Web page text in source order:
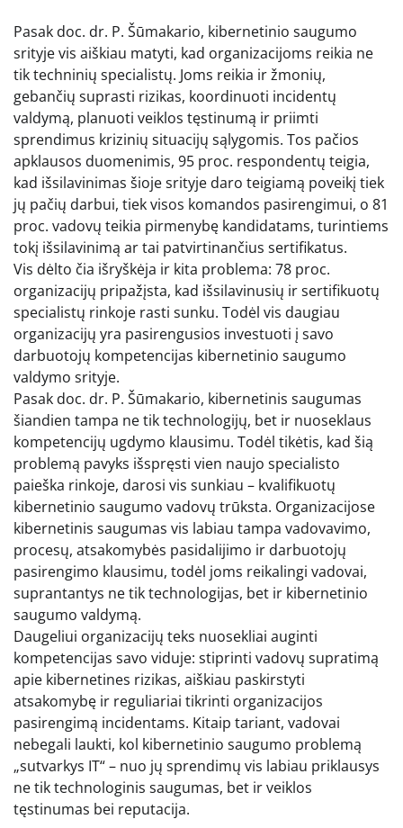
Pasak doc. dr. P. Šūmakario, kibernetinio saugumo
srityje vis aiškiau matyti, kad organizacijoms reikia ne
tik techninių specialistų. Joms reikia ir žmonių,
gebančių suprasti rizikas, koordinuoti incidentų
valdymą, planuoti veiklos tęstinumą ir priimti
sprendimus krizinių situacijų sąlygomis. Tos pačios
apklausos duomenimis, 95 proc. respondentų teigia,
kad išsilavinimas šioje srityje daro teigiamą poveikį tiek
jų pačių darbui, tiek visos komandos pasirengimui, o 81
proc. vadovų teikia pirmenybę kandidatams, turintiems
tokį išsilavinimą ar tai patvirtinančius sertifikatus.
Vis dėlto čia išryškėja ir kita problema: 78 proc.
organizacijų pripažįsta, kad išsilavinusių ir sertifikuotų
specialistų rinkoje rasti sunku. Todėl vis daugiau
organizacijų yra pasirengusios investuoti į savo
darbuotojų kompetencijas kibernetinio saugumo
valdymo srityje.
Pasak doc. dr. P. Šūmakario, kibernetinis saugumas
šiandien tampa ne tik technologijų, bet ir nuoseklaus
kompetencijų ugdymo klausimu. Todėl tikėtis, kad šią
problemą pavyks išspręsti vien naujo specialisto
paieška rinkoje, darosi vis sunkiau – kvalifikuotų
kibernetinio saugumo vadovų trūksta. Organizacijose
kibernetinis saugumas vis labiau tampa vadovavimo,
procesų, atsakomybės pasidalijimo ir darbuotojų
pasirengimo klausimu, todėl joms reikalingi vadovai,
suprantantys ne tik technologijas, bet ir kibernetinio
saugumo valdymą.
Daugeliui organizacijų teks nuosekliai auginti
kompetencijas savo viduje: stiprinti vadovų supratimą
apie kibernetines rizikas, aiškiau paskirstyti
atsakomybę ir reguliariai tikrinti organizacijos
pasirengimą incidentams. Kitaip tariant, vadovai
nebegali laukti, kol kibernetinio saugumo problemą
„sutvarkys IT“ – nuo jų sprendimų vis labiau priklausys
ne tik technologinis saugumas, bet ir veiklos
tęstinumas bei reputacija.